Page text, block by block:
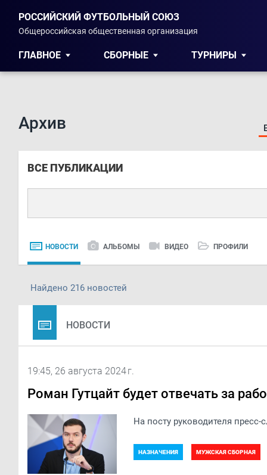
РОССИЙСКИЙ ФУТБОЛЬНЫЙ СОЮЗ
Общероссийская общественная организация
ГЛАВНОЕ СБОРНЫЕ ТУРНИРЫ
Архив
ВСЕ ПУБЛИКАЦИИ
НОВОСТИ АЛЬБОМЫ ВИДЕО ПРОФИЛИ
Найдено 216 новостей
НОВОСТИ
19:45, 26 августа 2024 г.
Роман Гутцайт будет отвечать за
На посту руководителя
НАЗНАЧЕНИЯ МУЖСКАЯ СБОРНАЯ